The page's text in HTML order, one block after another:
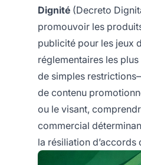
Dignité (Decreto
promouvoir les
publicité pour les jeux
réglementaires les
de simples
de contenu
ou le visant,
commercial
la résiliation